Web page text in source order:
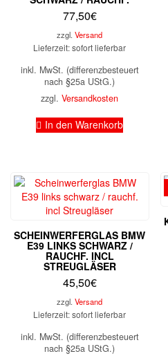
77,50€
zzgl.Versand
Lieferzeit: sofort lieferbar
inkl. MwSt. (differenzbesteuert
nach §25a UStG.)
zzgl.Versandkosten
In den Warenkorb
SCHEINWERFERGLAS BMW
E39 LINKS SCHWARZ /
RAUCHF. INCL
STREUGLÄSER
45,50€
zzgl.Versand
Lieferzeit: sofort lieferbar
inkl. MwSt. (differenzbesteuert
nach §25a UStG.)